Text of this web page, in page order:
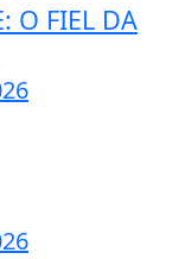
O FIEL DA